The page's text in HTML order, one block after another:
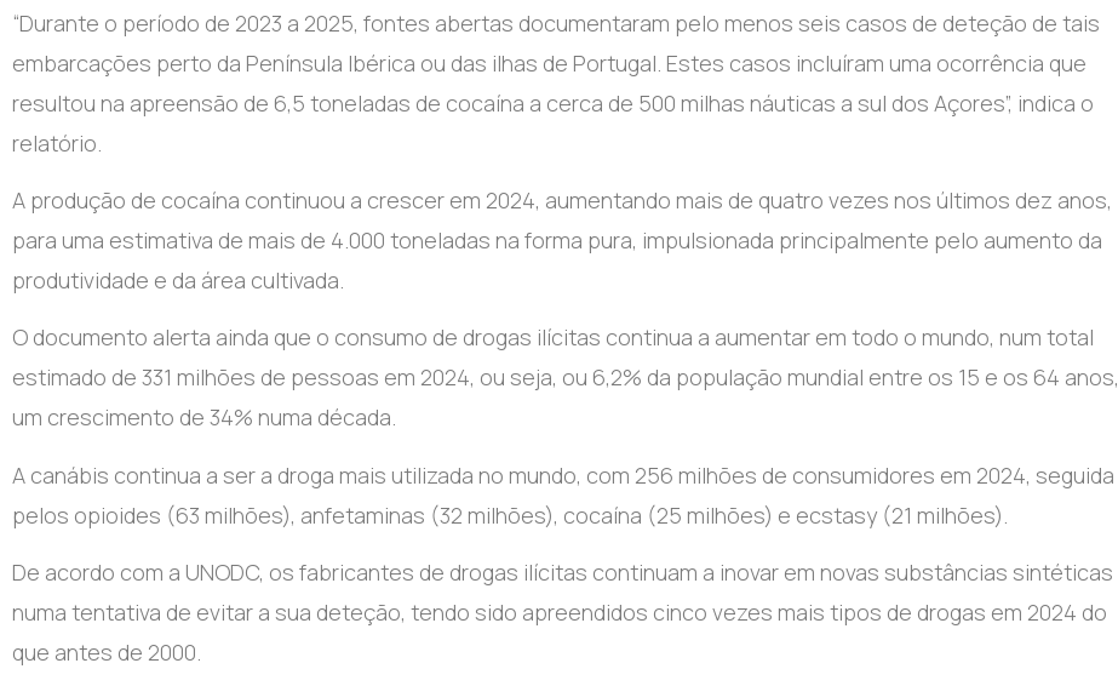
“Durante o período de 2023 a 2025, fontes abertas documentaram pelo menos seis casos de deteção de tais
embarcações perto da Península Ibérica ou das ilhas de Portugal. Estes casos incluíram uma ocorrência que
resultou na apreensão de 6,5 toneladas de cocaína a cerca de 500 milhas náuticas a sul dos Açores”, indica o
relatório.
A produção de cocaína continuou a crescer em 2024, aumentando mais de quatro vezes nos últimos dez anos,
para uma estimativa de mais de 4.000 toneladas na forma pura, impulsionada principalmente pelo aumento da
produtividade e da área cultivada.
O documento alerta ainda que o consumo de drogas ilícitas continua a aumentar em todo o mundo, num total
estimado de 331 milhões de pessoas em 2024, ou seja, ou 6,2% da população mundial entre os 15 e os 64 anos,
um crescimento de 34% numa década.
A canábis continua a ser a droga mais utilizada no mundo, com 256 milhões de consumidores em 2024, seguida
pelos opioides (63 milhões), anfetaminas (32 milhões), cocaína (25 milhões) e ecstasy (21 milhões).
De acordo com a UNODC, os fabricantes de drogas ilícitas continuam a inovar em novas substâncias sintéticas
numa tentativa de evitar a sua deteção, tendo sido apreendidos cinco vezes mais tipos de drogas em 2024 do
que antes de 2000.